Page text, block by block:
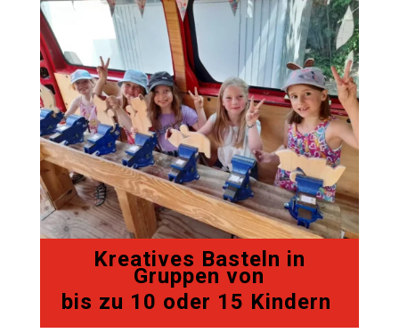
Kreatives Basteln in
Gruppen von
bis zu 10 oder 15 Kindern